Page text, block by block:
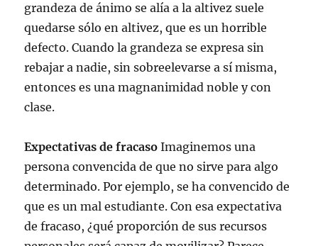
grandeza de ánimo se alía a la altivez suele
quedarse sólo en altivez, que es un horrible
defecto. Cuando la grandeza se expresa sin
rebajar a nadie, sin sobreelevarse a sí misma,
entonces es una magnanimidad noble y con
clase.
Expectativas de fracaso Imaginemos una
persona convencida de que no sirve para algo
determinado. Por ejemplo, se ha convencido de
que es un mal estudiante. Con esa expectativa
de fracaso, ¿qué proporción de sus recursos